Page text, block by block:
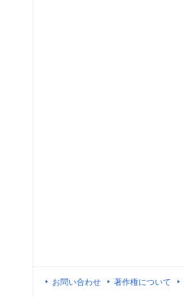
お問い合わせ 著作権について